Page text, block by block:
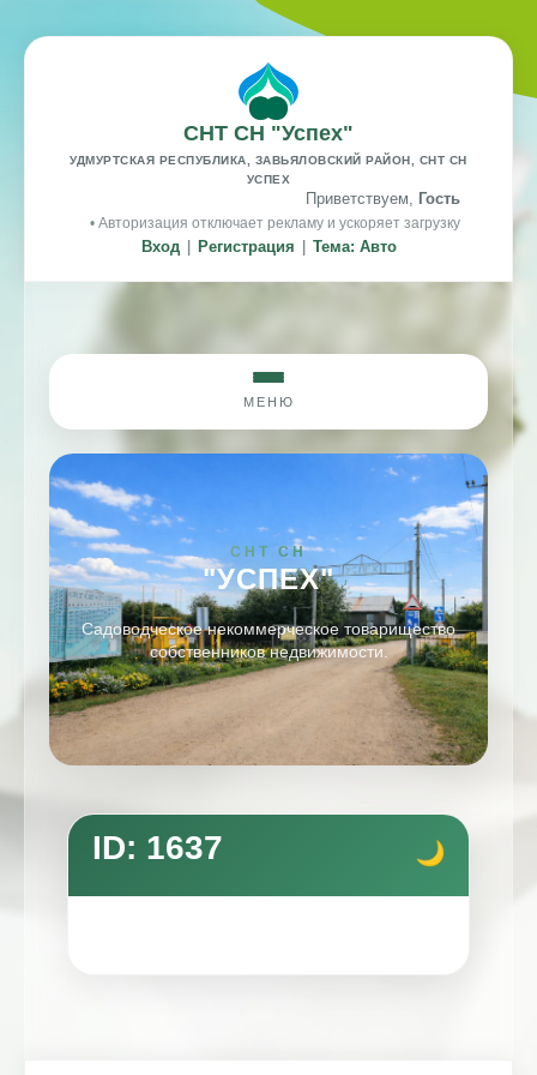
СНТ СН "Успех"
УДМУРТСКАЯ РЕСПУБЛИКА, ЗАВЬЯЛОВСКИЙ РАЙОН, СНТ СН
УСПЕХ
Приветствуем, Гость
• Авторизация отключает рекламу и ускоряет загрузку
Вход Регистрация Тема: Авто
МЕНЮ
СНТ СН
"УСПЕХ"
Садоводческое некоммерческое товарищество
собственников недвижимости.
ID: 1637